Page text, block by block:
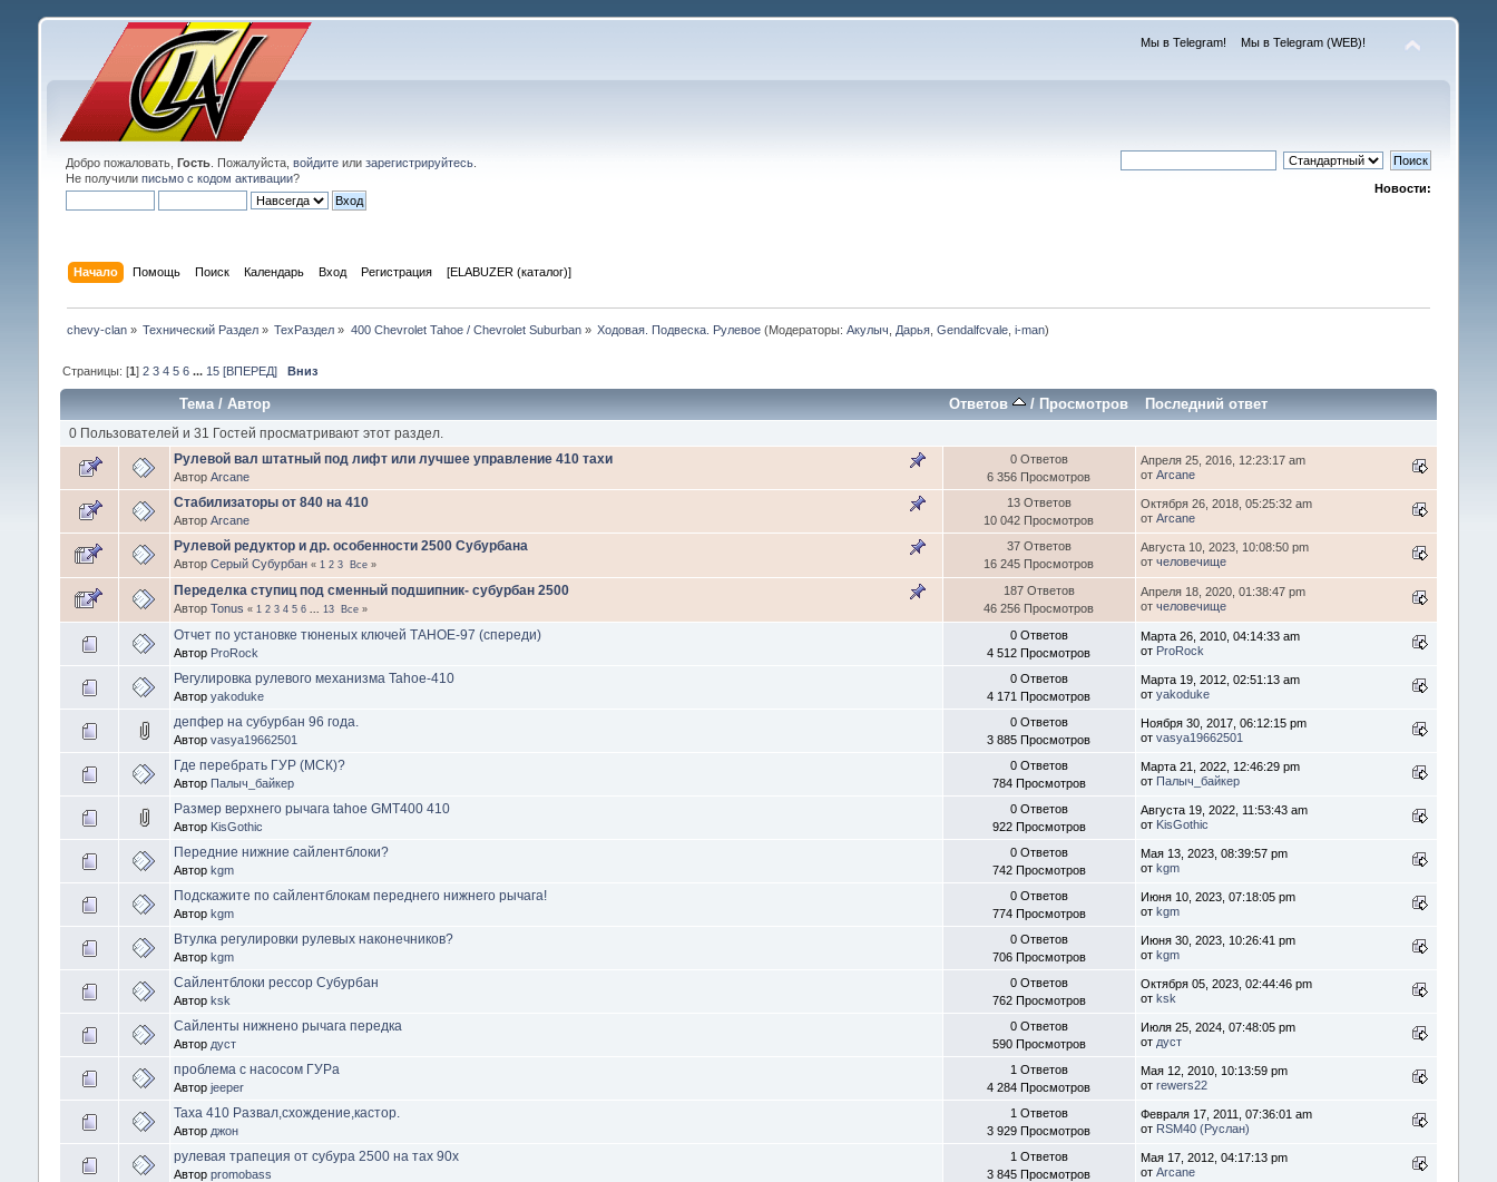
Мы в Telegram! Мы в Telegram (WEB)!
Добро пожаловать, Гость. Пожалуйста, войдитеили зарегистрируйтесь.
Не получили письмо с кодом активации?
Новости:
Начало Помощь Поиск Календарь Вход Регистрация [ELABUZER (каталог)]
chevy-clan» Технический Раздел » ТехРаздел » 400 Chevrolet Tahoe / Chevrolet Suburban» Ходовая. Подвеска. Рулевое (Модераторы:Акулыч Дарья ,Gendalfcvale ,i-man)
Страницы: [1] 2 3 4 5 6 ... 15 [ВПЕРЕД] Вниз
Тема/ Автор Ответов / Просмотров Последний ответ
0 Пользователей и 31 Гостей просматривают этот раздел.
Рулевой вал штатный под лифт или лучшее управление 410 тахи
Автор Arcane
0 Ответов
6 356 Просмотров
Апреля 25, 2016, 12:23:17 am
от Arcane
Стабилизаторы от 840 на 410
Автор Arcane
13 Ответов
10 042 Просмотров
Октября 26, 2018, 05:25:32 am
от Arcane
Рулевой редуктор и др. особенности 2500 Субурбана
Автор Серый Субурбан « 1 2 3 Все»
37 Ответов
16 245 Просмотров
Августа 10, 2023, 10:08:50 pm
от человечище
Переделка ступиц под сменный подшипник- субурбан 2500
Автор Tonus « 1 2 3 4 5 6 13 Все»
187 Ответов
46 256 Просмотров
Апреля 18, 2020, 01:38:47 pm
от человечище
Отчет по установке тюненых ключей ТАНОЕ-97 (спереди)
Автор ProRock
0 Ответов
4 512 Просмотров
Марта 26, 2010, 04:14:33 am
от ProRock
Регулировка рулевого механизма Tahoe-410
Автор yakoduke
0 Ответов
4 171 Просмотров
Марта 19, 2012, 02:51:13 am
от yakoduke
депфер на субурбан 96 года.
Автор vasya19662501
0 Ответов
3 885 Просмотров
Ноября 30, 2017, 06:12:15 pm
от vasya19662501
Где перебрать ГУР (МСК)?
Автор Палыч_байкер
0 Ответов
784 Просмотров
Марта 21, 2022, 12:46:29 pm
от Палыч_байкер
Размер верхнего рычага tahoe GMT400 410
Автор KisGothic
0 Ответов
922 Просмотров
Августа 19, 2022, 11:53:43 am
от KisGothic
Передние нижние сайлентблоки?
Автор kgm
0 Ответов
742 Просмотров
Мая 13, 2023, 08:39:57 pm
от kgm
Подскажите по сайлентблокам переднего нижнего рычага!
Автор kgm
0 Ответов
774 Просмотров
Июня 10, 2023, 07:18:05 pm
от kgm
Втулка регулировки рулевых наконечников?
Автор kgm
0 Ответов
706 Просмотров
Июня 30, 2023, 10:26:41 pm
от kgm
Сайлентблоки рессор Субурбан
Автор ksk
0 Ответов
762 Просмотров
Октября 05, 2023, 02:44:46 pm
от ksk
Сайленты нижнено рычага передка
Автор дуст
0 Ответов
590 Просмотров
Июля 25, 2024, 07:48:05 pm
от дуст
проблема с насосом ГУРа
Автор jeeper
1 Ответов
4 284 Просмотров
Мая 12, 2010, 10:13:59 pm
от rewers22
Таха 410 Развал,схождение,кастор.
Автор джон
1 Ответов
3 929 Просмотров
Февраля 17, 2011, 07:36:01 am
от RSM40 (Руслан)
рулевая трапеция от субура 2500 на тах 90х
Автор promobass
1 Ответов
3 845 Просмотров
Мая 17, 2012, 04:17:13 pm
от Arcane